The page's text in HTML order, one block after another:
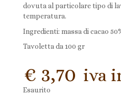
dovuta al particolare tipo di
temperatura.
Ingredienti: massa di cacao
Tavoletta da 100 gr
€ 3,70 iva
Esaurito